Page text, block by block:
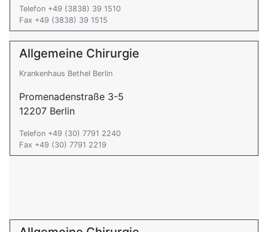
Telefon +49 (3838) 39 1510
Fax +49 (3838) 39 1515
Allgemeine Chirurgie
Krankenhaus Bethel Berlin
Promenadenstraße 3-5
12207 Berlin
Telefon +49 (30) 7791 2240
Fax +49 (30) 7791 2219